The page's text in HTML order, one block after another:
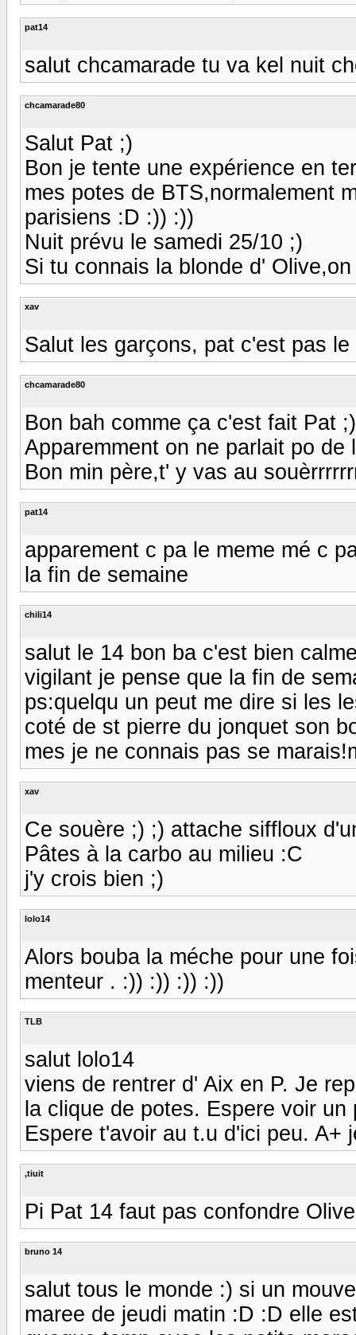
pat14
salut chcamarade tu va kel nuit
chcamarade80
Salut Pat ;)
Bon je tente une expérience en
mes potes de BTS,normalement
parisiens :D :)) :))
Nuit prévu le samedi 25/10 ;)
Si tu connais la blonde d'
xav
Salut les garçons, pat c'est pas
chcamarade80
Bon bah comme ça c'est fait Pat ;)
Apparemment on ne parlait po
Bon min père,t' y vas au
pat14
apparement c pa le meme mé c
la fin de semaine
chili14
salut le 14 bon ba c'est bien
vigilant je pense que la fin de
ps:quelqu un peut me dire si les
coté de st pierre du jonquet son
mes je ne connais pas se
xav
Ce souère ;) ;) attache siffloux
Pâtes à la carbo au milieu :C
j'y crois bien ;)
lolo14
Alors bouba la méche pour une
menteur . :)) :)) :)) :))
TLB
salut lolo14
viens de rentrer d' Aix en P. Je
la clique de potes. Espere voir
Espere t'avoir au t.u d'ici peu. A+
,tiuit
Pi Pat 14 faut pas confondre
bruno 14
salut tous le monde :) si un
maree de jeudi matin :D :D elle